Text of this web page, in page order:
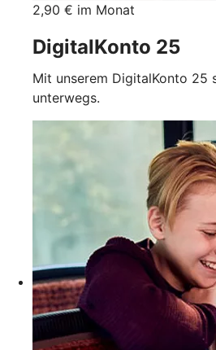
2,90 € im Monat
DigitalKonto 25
Mit unserem DigitalKonto 25
unterwegs.